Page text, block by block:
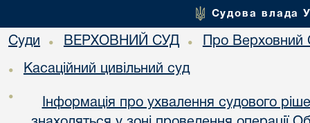
Судова влада
Суди • ВЕРХОВНИЙ СУД • Про Верховний
• Касаційний цивільний суд
•
Інформація про ухвалення судового